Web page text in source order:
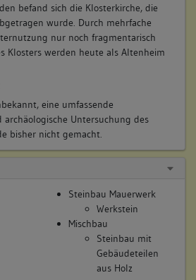
befand sich die Klosterkirche, die
wurde. Durch mehrfache
nur noch fragmentarisch
Klosters werden heute als Altenheim
eine umfassende
Untersuchung des
bisher nicht gemacht.
Steinbau Mauerwerk
Werkstein
Mischbau
Steinbau mit
Gebäudeteilen
aus Holz